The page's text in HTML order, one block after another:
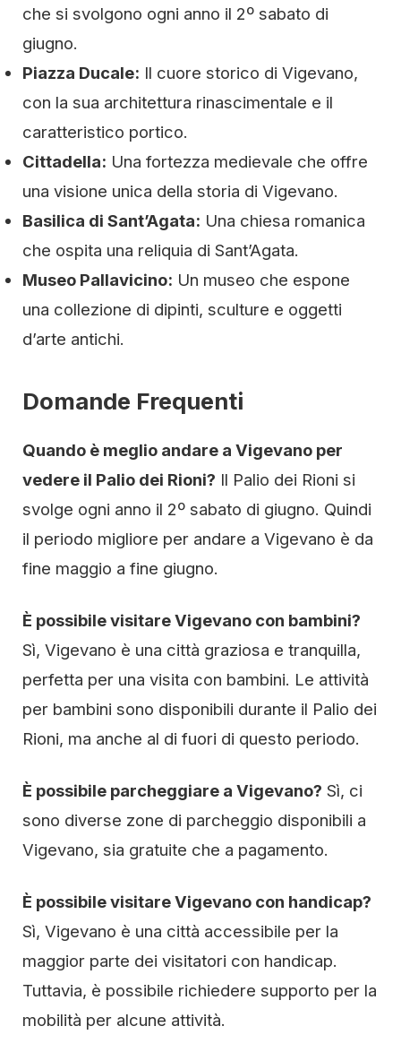
che si svolgono ogni anno il 2º sabato di
giugno.
Piazza Ducale: Il cuore storico di Vigevano,
con la sua architettura rinascimentale e il
caratteristico portico.
Cittadella: Una fortezza medievale che offre
una visione unica della storia di Vigevano.
Basilica di Sant’Agata: Una chiesa romanica
che ospita una reliquia di Sant’Agata.
Museo Pallavicino: Un museo che espone
una collezione di dipinti, sculture e oggetti
d’arte antichi.
Domande Frequenti
Quando è meglio andare a Vigevano per
vedere il Palio dei Rioni? Il Palio dei Rioni si
svolge ogni anno il 2º sabato di giugno. Quindi
il periodo migliore per andare a Vigevano è da
fine maggio a fine giugno.
È possibile visitare Vigevano con bambini?
Sì, Vigevano è una città graziosa e tranquilla,
perfetta per una visita con bambini. Le attività
per bambini sono disponibili durante il Palio dei
Rioni, ma anche al di fuori di questo periodo.
È possibile parcheggiare a Vigevano? Sì, ci
sono diverse zone di parcheggio disponibili a
Vigevano, sia gratuite che a pagamento.
È possibile visitare Vigevano con handicap?
Sì, Vigevano è una città accessibile per la
maggior parte dei visitatori con handicap.
Tuttavia, è possibile richiedere supporto per la
mobilità per alcune attività.